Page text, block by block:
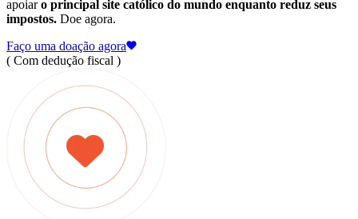
apoiaro principal site católico do mundo enquanto reduz seus
impostos. Doe agora.
Faço uma doação agora
( Com dedução fiscal )